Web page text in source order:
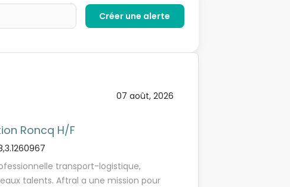
07 août, 2026
Roncq H/F
transport-logistique,
talents. Aftral a une mission pour